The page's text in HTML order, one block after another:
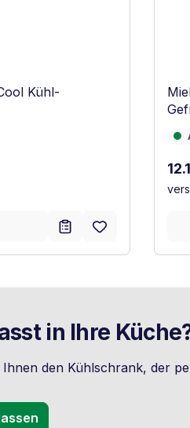
Kühl-
in Ihre
den Kühlschrank, der